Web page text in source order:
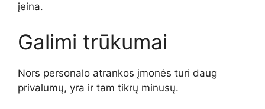
įeina.
Galimi trūkumai
Nors personalo atrankos įmonės turi daug
privalumų, yra ir tam tikrų minusų.